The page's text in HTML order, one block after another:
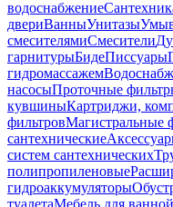
водоснабжение
двериВанныУнитазы
смесителямиСмесители
гарнитурыБидеПиссуары
гидромассажем
насосыПроточные
кувшиныКартриджи,
фильтровМагистральные
сантехнические
систем сантехнических
полипропиленовые
гидроаккумуляторы
туалетаМебель для ванной